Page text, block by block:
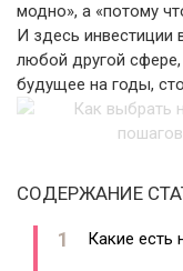
модно», а «потому
И здесь инвестиции
любой другой
будущее на годы,
СОДЕРЖАНИЕ
Какие есть